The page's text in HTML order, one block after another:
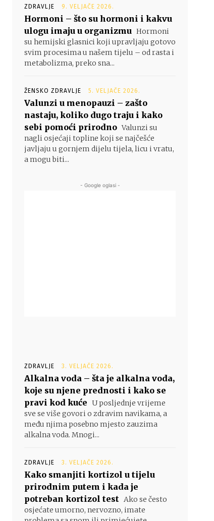
ZDRAVLJE 9. VELJAČE 2026.
Hormoni – što su hormoni i kakvu
ulogu imaju u organizmu Hormoni
su hemijski glasnici koji upravljaju gotovo
svim procesima u našem tijelu – od rasta i
metabolizma, preko sna...
ŽENSKO ZDRAVLJE 5. VELJAČE 2026.
Valunzi u menopauzi – zašto
nastaju, koliko dugo traju i kako
sebi pomoći prirodno Valunzi su
nagli osjećaji topline koji se najčešće
javljaju u gornjem dijelu tijela, licu i vratu,
a mogu biti...
- Google oglasi -
ZDRAVLJE 3. VELJAČE 2026.
Alkalna voda – šta je alkalna voda,
koje su njene prednosti i kako se
pravi kod kuće U posljednje vrijeme
sve se više govori o zdravim navikama, a
među njima posebno mjesto zauzima
alkalna voda. Mnogi...
ZDRAVLJE 3. VELJAČE 2026.
Kako smanjiti kortizol u tijelu
prirodnim putem i kada je
potreban kortizol test Ako se često
osjećate umorno, nervozno, imate